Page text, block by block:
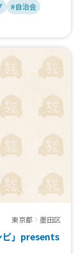
#自治会
東京都 墨田区
ピ」presents